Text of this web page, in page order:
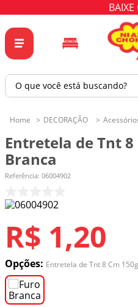
BAIXE
O que você está buscando?
DECORAÇÃO
Entretela de Tnt 8
Branca
Referência: 06004902
R$ 1,20
Opções: Entretela de Tnt 8 Cm
2 º
tapete
º
cortina
6º
tecido tricoline
8º
tricoline digital
9º
tecido oxford